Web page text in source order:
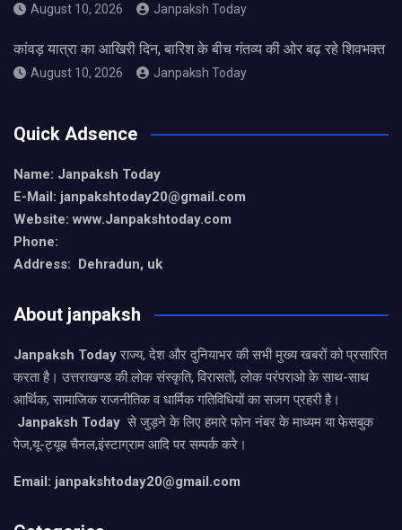
August 10, 2026 Janpaksh Today
कांवड़ यात्रा का आखिरी दिन, बारिश के बीच गंतव्य की ओर बढ़ रहे शिवभक्त
August 10, 2026 Janpaksh Today
Quick Adsence
Name: Janpaksh Today
E-Mail: janpakshtoday20@gmail.com
Website: www.Janpakshtoday.com
Phone:
Address: Dehradun, uk
About janpaksh
Janpaksh Todayराज्य, देश और दुनियाभर की सभी मुख्य खबरों को प्रसारित
करता है। उत्तराखण्ड की लोक संस्कृति, विरासतों, लोक परंपराओ के साथ-साथ
आर्थिक, सामाजिक राजनीतिक व धार्मिक गतिविधियों का सजग प्रहरी है।
Janpaksh Today से जुड़ने के लिए हमारे फोन नंबर के माध्यम या फेसबुक
पेज,यू-ट्यूब चैनल,इंस्टाग्राम आदि पर सम्पर्क करे।
Email: janpakshtoday20@gmail.com